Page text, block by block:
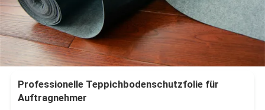
Professionelle Teppichbodenschutzfolie für
Auftragnehmer